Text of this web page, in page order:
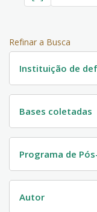
Refinar a Busca
Instituição de
Bases coletadas
Programa de
Autor